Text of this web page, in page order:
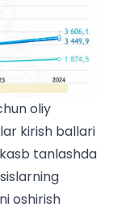
oliy
kirish ballari
tanlashda
oshirish